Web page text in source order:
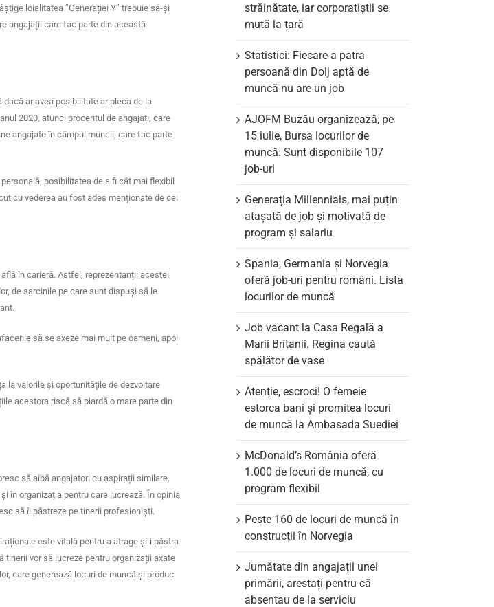
loialitatea ”Generației Y” trebuie să-și
angajații care fac parte din această
ar avea posibilitate ar pleca de la
2020, atunci procentul de angajați, care
angajate în câmpul muncii, care fac parte
posibilitatea de a fi cât mai flexibil
cu vederea au fost ades menționate de cei
în carieră. Astfel, reprezentanții acestei
de sarcinile pe care sunt dispuși să le
să se axeze mai mult pe oameni, apoi
la valorile și oportunitățile de dezvoltare
acestora riscă să piardă o mare parte din
să aibă angajatori cu aspirații similare.
în organizația pentru care lucrează. În opinia
să îi păstreze pe tinerii profesioniști.
este vitală pentru a atrage și-i păstra
tinerii vor să lucreze pentru organizații axate
care generează locuri de muncă și produc
străinătate, iar corporatiștii se
mută la țară
Statistici: Fiecare a patra
persoană din Dolj aptă de
muncă nu are un job
AJOFM Buzău organizează, pe
15 iulie, Bursa locurilor de
muncă. Sunt disponibile 107
job-uri
Generația Millennials, mai puțin
atașată de job și motivată de
program și salariu
Spania, Germania și Norvegia
oferă job-uri pentru români. Lista
locurilor de muncă
Job vacant la Casa Regală a
Marii Britanii. Regina caută
spălător de vase
Atenție, escroci! O femeie
estorca bani și promitea locuri
de muncă la Ambasada Suediei
McDonald’s România oferă
1.000 de locuri de muncă, cu
program flexibil
Peste 160 de locuri de muncă în
construcții în Norvegia
Jumătate din angajații unei
primării, arestați pentru că
absentau de la serviciu